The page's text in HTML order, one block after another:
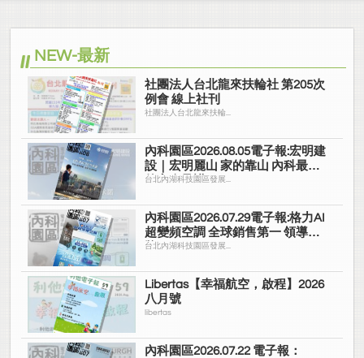
NEW-最新
社團法人台北龍來扶輪社 第205次
例會 線上社刊
社團法人台北龍來扶輪...
內科園區2026.08.05電子報:宏明建
設｜宏明麗山 家的靠山 內科最高
的安全承諾
台北內湖科技園區發展...
內科園區2026.07.29電子報:格力AI
超變頻空調 全球銷售第一 領導品
牌
台北內湖科技園區發展...
Libertas【幸福航空，啟程】2026
八月號
libertas
內科園區2026.07.22 電子報：